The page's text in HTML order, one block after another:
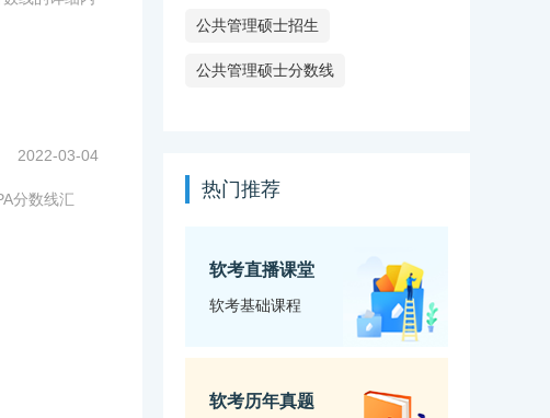
2022-03-04
分数线汇
公共管理硕士招生
公共管理硕士分数线
热门推荐
软考直播课堂
软考基础课程
软考历年真题